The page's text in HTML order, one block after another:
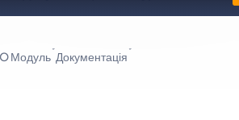
Модуль Документація